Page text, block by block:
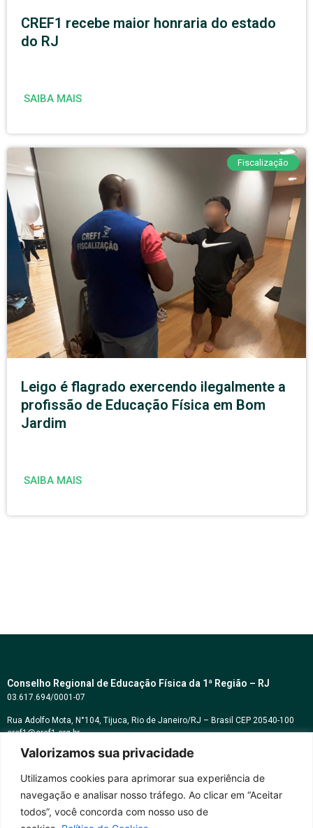
Valorizamos sua privacidade
Utilizamos cookies para aprimorar sua experiência de
navegação e analisar nosso tráfego. Ao clicar em “Aceitar
todos”, você concorda com nosso uso de
CREF1 recebe maior honraria do estado
do RJ
SAIBA MAIS
Fiscalização
Leigo é flagrado exercendo ilegalmente a
profissão de Educação Física em Bom
Jardim
SAIBA MAIS
Conselho Regional de Educação Física da 1ª Região – RJ
03.617.694/0001-07
Rua Adolfo Mota, N°104, Tijuca, Rio de Janeiro/RJ – Brasil CEP 20540-100
cref1@cref1.org.br
Assessoria de comunicação:
Horários de atendimento: